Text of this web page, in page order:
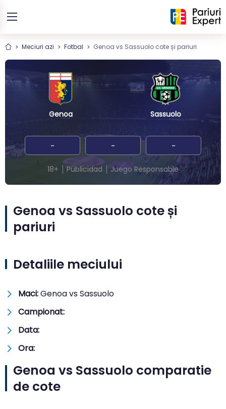
Meciuri azi Fotbal Genoa vs Sassuolo cote și pariuri
Genoa Sassuolo
- - -
18+ Publicidad Juego Responsable
Genoa vs Sassuolo cote și
pariuri
Detaliile meciului
Maci:Genoa vs Sassuolo
Campionat:
Data:
Ora:
Genoa vs Sassuolo comparatie
de cote